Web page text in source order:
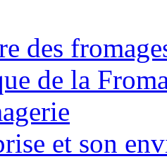
des
de la
et son